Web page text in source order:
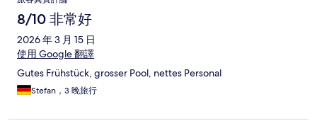
8/10 非常好
2026 年 3 月 15 日
使用 Google 翻譯
Gutes Frühstück, grosser Pool, nettes Personal
Stefan，3 晚旅行